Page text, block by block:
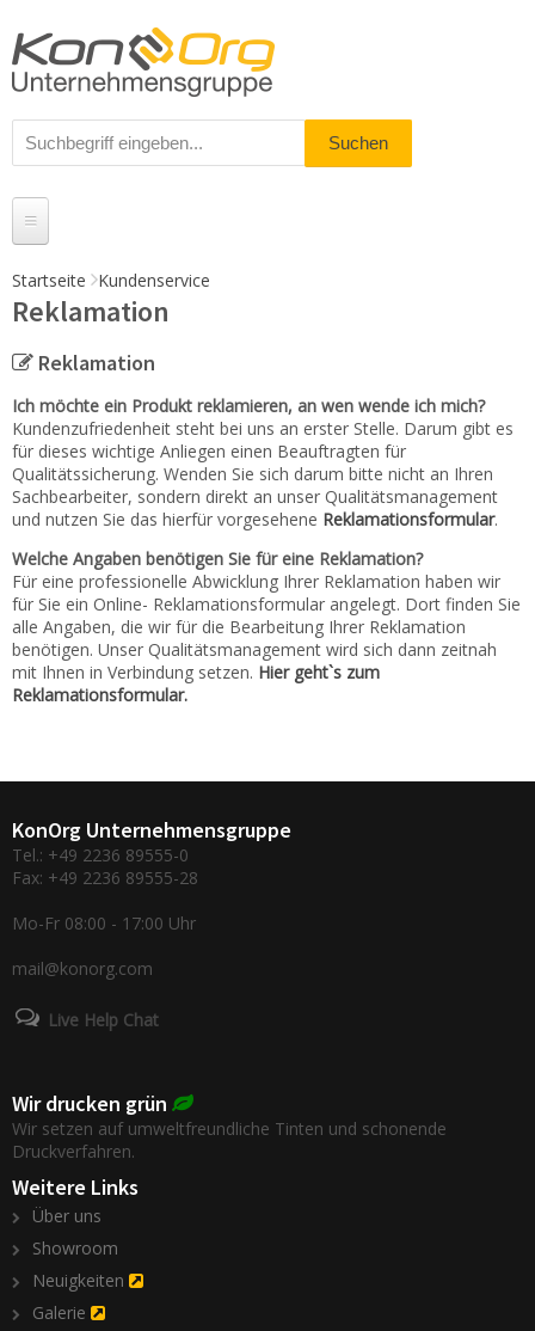
Produkte
Messestände
% Angebote
Kundenservice
Daten-Upload
Zum neuen Online Shop!
Startseite Kundenservice
Reklamation
Reklamation
Ich möchte ein Produkt reklamieren, an wen wende ich mich?
Kundenzufriedenheit steht bei uns an erster Stelle. Darum gibt es
für dieses wichtige Anliegen einen Beauftragten für
Qualitätssicherung. Wenden Sie sich darum bitte nicht an Ihren
Sachbearbeiter, sondern direkt an unser Qualitätsmanagement
und nutzen Sie das hierfür vorgesehene Reklamationsformular.
Welche Angaben benötigen Sie für eine Reklamation?
Für eine professionelle Abwicklung Ihrer Reklamation haben wir
für Sie ein Online- Reklamationsformular angelegt. Dort finden Sie
alle Angaben, die wir für die Bearbeitung Ihrer Reklamation
benötigen. Unser Qualitätsmanagement wird sich dann zeitnah
mit Ihnen in Verbindung setzen. Hier geht`s zum
Reklamationsformular.
KonOrg Unternehmensgruppe
Tel.: +49 2236 89555-0
Fax: +49 2236 89555-28
Mo-Fr 08:00 - 17:00 Uhr
mail@konorg.com
Live Help Chat
Wir drucken grün
Wir setzen auf umweltfreundliche Tinten und schonende
Druckverfahren.
Weitere Links
Über uns
Showroom
Neuigkeiten
Galerie